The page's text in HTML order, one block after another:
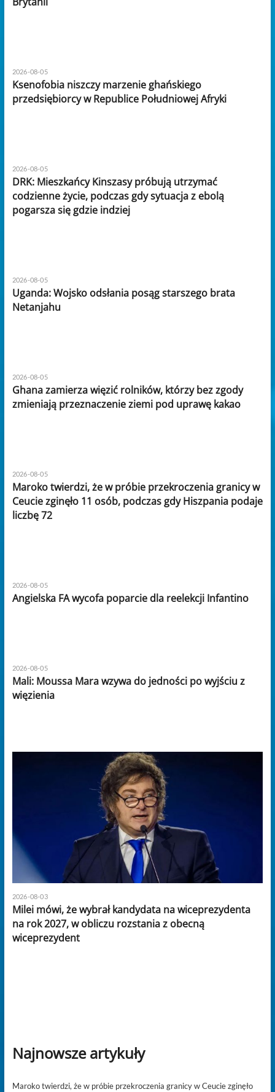
2026-08-05
Ksenofobia niszczy marzenie ghańskiego
przedsiębiorcy w Republice Południowej Afryki
2026-08-05
DRK: Mieszkańcy Kinszasy próbują utrzymać
codzienne życie, podczas gdy sytuacja z ebolą
pogarsza się gdzie indziej
2026-08-05
Uganda: Wojsko odsłania posąg starszego brata
Netanjahu
2026-08-05
Ghana zamierza więzić rolników, którzy bez zgody
zmieniają przeznaczenie ziemi pod uprawę kakao
2026-08-05
Maroko twierdzi, że w próbie przekroczenia granicy w
Ceucie zginęło 11 osób, podczas gdy Hiszpania podaje
liczbę 72
2026-08-05
Angielska FA wycofa poparcie dla reelekcji Infantino
2026-08-05
Mali: Moussa Mara wzywa do jedności po wyjściu z
więzienia
2026-08-03
Milei mówi, że wybrał kandydata na wiceprezydenta
na rok 2027, w obliczu rozstania z obecną
wiceprezydent
Najnowsze artykuły
Maroko twierdzi, że w próbie przekroczenia granicy w Ceucie zginęło